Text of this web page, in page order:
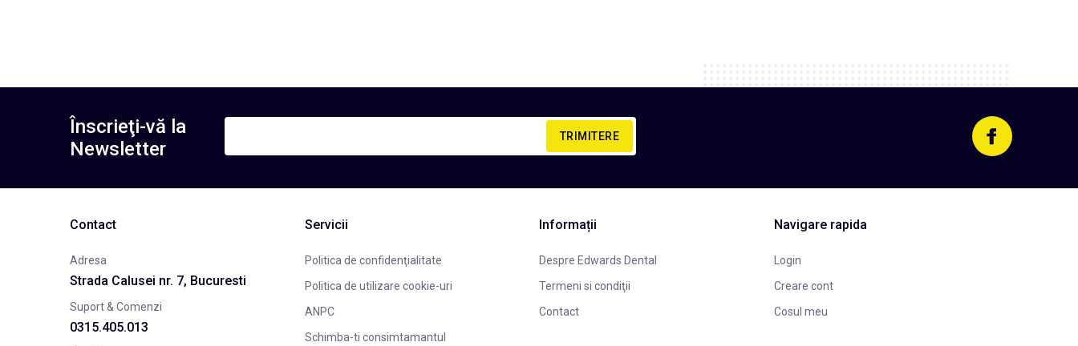
Înscrieţi-vă la
Newsletter
TRIMITERE
Contact
Adresa
Strada Calusei nr. 7, Bucuresti
Suport & Comenzi
0315.405.013
Servicii
Politica de confidenţialitate
Politica de utilizare cookie-uri
ANPC
Schimba-ti consimtamantul
Informații
Despre Edwards Dental
Termeni si condiţii
Contact
Navigare rapida
Login
Creare cont
Cosul meu